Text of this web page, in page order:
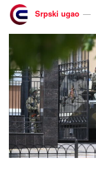
Srpski ugao